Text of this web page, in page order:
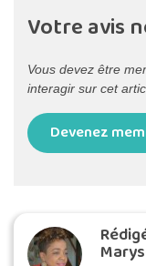
Votre avis
Vous devez être
interagir sur cet
Devenez